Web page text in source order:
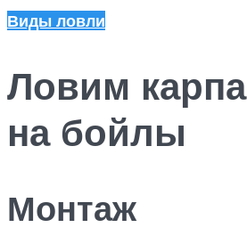
Виды ловли
Ловим карпа
на бойлы
Монтаж